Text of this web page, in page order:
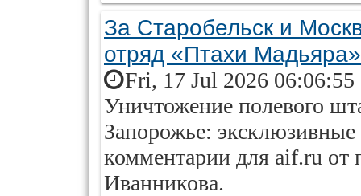
За Старобельск и
отряд «Птахи Мадьяра»
Fri, 17 Jul 2026 06:06:55
Уничтожение полевого
Запорожье:
комментарии для aif.ru от
Иванникова.